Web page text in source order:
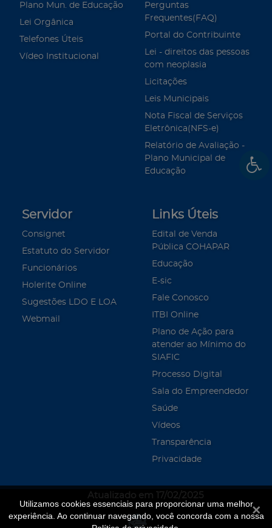
Utilizamos cookies essenciais para proporcionar uma melhor
experiência. Ao continuar navegando, você concorda com a nossa
Plano Mun. de Educação
Lei Orgânica
Telefones Úteis
Vídeo Institucional
Perguntas
Frequentes(FAQ)
Portal do Contribuinte
Lei - direitos das pessoas
com neoplasia
Licitações
Leis Municipais
Nota Fiscal de Serviços
Eletrônica(NFS-e)
Relatório de Avaliação -
Plano Municipal de
Educação
Servidor
Consignet
Estatuto do Servidor
Funcionários
Holerite Online
Sugestões LDO E LOA
Webmail
Links Úteis
Edital de Venda
Pública COHAPAR
Educação
E-sic
Fale Conosco
ITBI Online
Plano de Ação para
atender ao Mínimo do
SIAFIC
Processo Digital
Sala do Empreendedor
Saúde
Vídeos
Transparência
Privacidade
Atualizado em 17/02/2025